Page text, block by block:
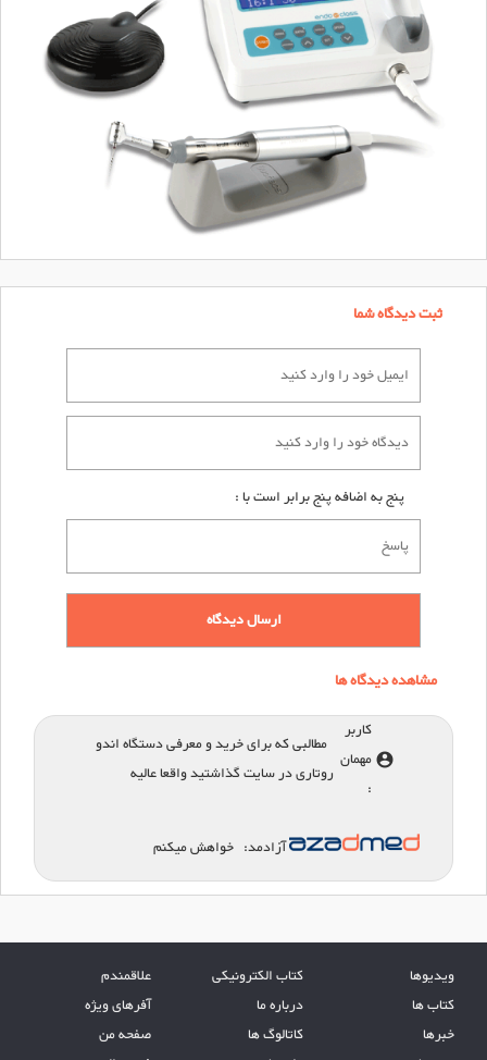
ثبت دیدگاه شما
پنج به اضافه پنج برابر است با :
مشاهده دیدگاه ها
account_circle
کاربر
مهمان
:
مطالبی که برای خرید و معرفی دستگاه اندو
روتاری در سایت گذاشتید واقعا عالیه
آزادمد: خواهش میکنم
ویدیوها کتاب الکترونیکی
علاقمندم
کتاب ها
درباره ما
آفرهای ویژه
خبرها
کاتالوگ ها
صفحه من